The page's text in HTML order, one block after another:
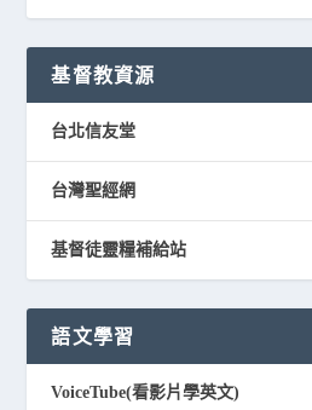
基督教資源
台北信友堂
台灣聖經網
基督徒靈糧補給站
語文學習
VoiceTube(看影片學英文)